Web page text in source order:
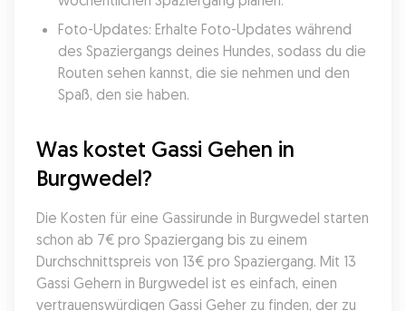
Foto-Updates: Erhalte Foto-Updates während
des Spaziergangs deines Hundes, sodass du die
Routen sehen kannst, die sie nehmen und den
Spaß, den sie haben.
Was kostet Gassi Gehen in
Burgwedel?
Die Kosten für eine Gassirunde in Burgwedel starten
schon ab 7€ pro Spaziergang bis zu einem
Durchschnittspreis von 13€ pro Spaziergang. Mit 13
Gassi Gehern in Burgwedel ist es einfach, einen
vertrauenswürdigen Gassi Geher zu finden, der zu